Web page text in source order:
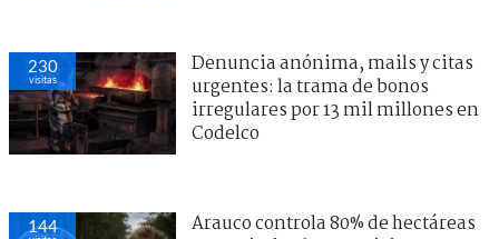
230
visitas
Denuncia anónima, mails y citas
urgentes: la trama de bonos
irregulares por 13 mil millones en
Codelco
144
Arauco controla 80% de hectáreas